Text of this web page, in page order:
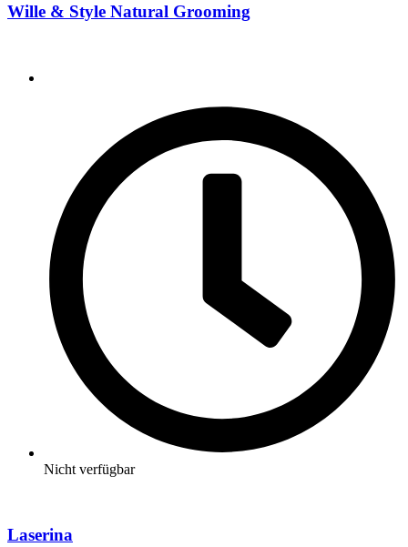
Wille & Style Natural Grooming
Nicht verfügbar
Laserina